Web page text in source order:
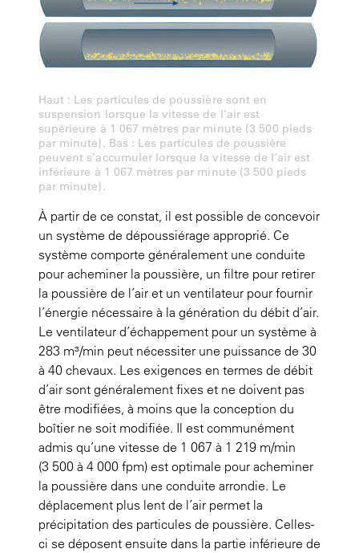
Haut : Les particules de poussière sont en
suspension lorsque la vitesse de l’air est
supérieure à 1 067 mètres par minute (3 500 pieds
par minute). Bas : Les particules de poussière
peuvent s’accumuler lorsque la vitesse de l’air est
inférieure à 1 067 mètres par minute (3 500 pieds
par minute).
À partir de ce constat, il est possible de concevoir
un système de dépoussiérage approprié. Ce
système comporte généralement une conduite
pour acheminer la poussière, un filtre pour retirer
la poussière de l’air et un ventilateur pour fournir
l’énergie nécessaire à la génération du débit d’air.
Le ventilateur d’échappement pour un système à
283 m³/min peut nécessiter une puissance de 30
à 40 chevaux. Les exigences en termes de débit
d’air sont généralement fixes et ne doivent pas
être modifiées, à moins que la conception du
boîtier ne soit modifiée. Il est communément
admis qu’une vitesse de 1 067 à 1 219 m/min
(3 500 à 4 000 fpm) est optimale pour acheminer
la poussière dans une conduite arrondie. Le
déplacement plus lent de l’air permet la
précipitation des particules de poussière. Celles-
ci se déposent ensuite dans la partie inférieure de